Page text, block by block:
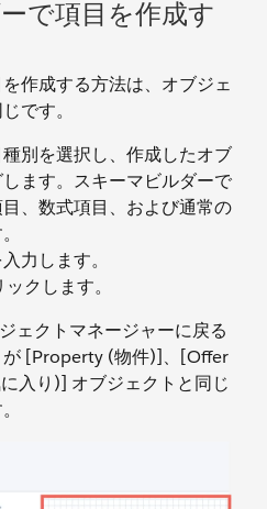
で項目を作成す
作成する方法は、オブジェ
です。
別を選択し、作成したオブ
ます。スキーマビルダーで
、数式項目、および通常の
力します。
クします。
ェクトマネージャーに戻る
が [Property (物件)]、[Offer
入り)] オブジェクトと同じ